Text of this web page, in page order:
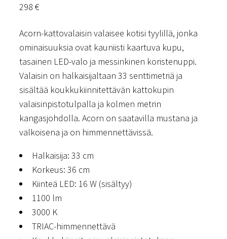
298 €
Acorn-kattovalaisin valaisee kotisi tyylillä, jonka
ominaisuuksia ovat kauniisti kaartuva kupu,
tasainen LED-valo ja messinkinen koristenuppi.
Valaisin on halkaisijaltaan 33 senttimetriä ja
sisältää koukkukiinnitettävän kattokupin
valaisinpistotulpalla ja kolmen metrin
kangasjohdolla. Acorn on saatavilla mustana ja
valkoisena ja on himmennettävissä.
Halkaisija: 33 cm
Korkeus: 36 cm
Kiinteä LED: 16 W (sisältyy)
1100 lm
3000 K
TRIAC-himmennettävä